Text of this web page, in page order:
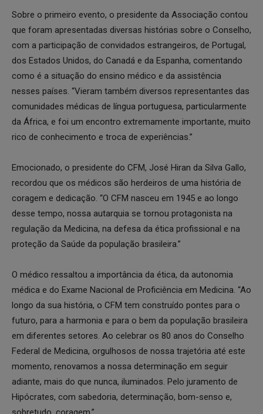
Sobre o primeiro evento, o presidente da Associação contou
que foram apresentadas diversas histórias sobre o Conselho,
com a participação de convidados estrangeiros, de Portugal,
dos Estados Unidos, do Canadá e da Espanha, comentando
como é a situação do ensino médico e da assistência
nesses países. “Vieram também diversos representantes das
comunidades médicas de língua portuguesa, particularmente
da África, e foi um encontro extremamente importante, muito
rico de conhecimento e troca de experiências.”
Emocionado, o presidente do CFM, José Hiran da Silva Gallo,
recordou que os médicos são herdeiros de uma história de
coragem e dedicação. “O CFM nasceu em 1945 e ao longo
desse tempo, nossa autarquia se tornou protagonista na
regulação da Medicina, na defesa da ética profissional e na
proteção da Saúde da população brasileira.”
O médico ressaltou a importância da ética, da autonomia
médica e do Exame Nacional de Proficiência em Medicina. “Ao
longo da sua história, o CFM tem construído pontes para o
futuro, para a harmonia e para o bem da população brasileira
em diferentes setores. Ao celebrar os 80 anos do Conselho
Federal de Medicina, orgulhosos de nossa trajetória até este
momento, renovamos a nossa determinação em seguir
adiante, mais do que nunca, iluminados. Pelo juramento de
Hipócrates, com sabedoria, determinação, bom-senso e,